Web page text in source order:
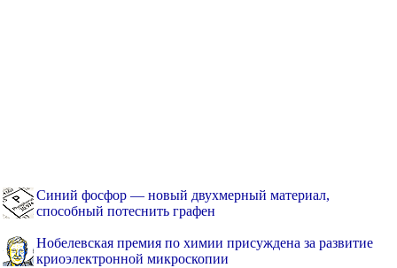
Синий фосфор — новый двухмерный материал,
способный потеснить графен
Нобелевская премия по химии присуждена за развитие
криоэлектронной микроскопии